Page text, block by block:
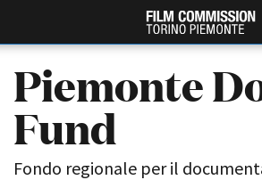
Piemonte
Fund
Fondo regionale per il